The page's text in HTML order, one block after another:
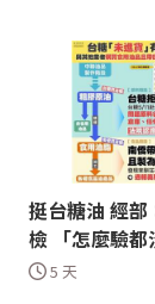
挺台糖油 經部
檢 「怎麼驗都
5 天